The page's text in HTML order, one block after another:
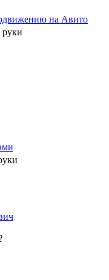
на Авито
руки